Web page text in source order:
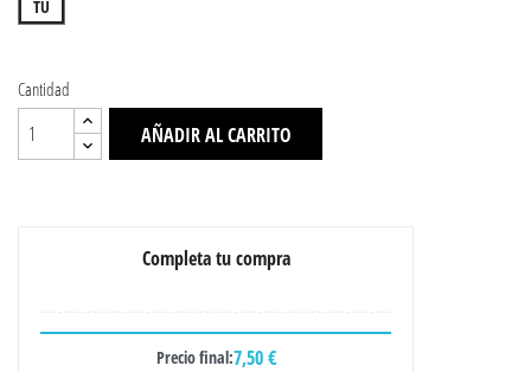
TU
Cantidad
AÑADIR AL CARRITO
Completa tu compra
Precio final:7,50 €